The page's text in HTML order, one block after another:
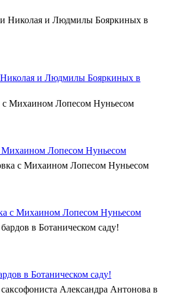
Николая и Людмилы Бояркиных в
Михаином Лопесом Нуньесом
с Михаином Лопесом Нуньесом
в Ботаническом саду!